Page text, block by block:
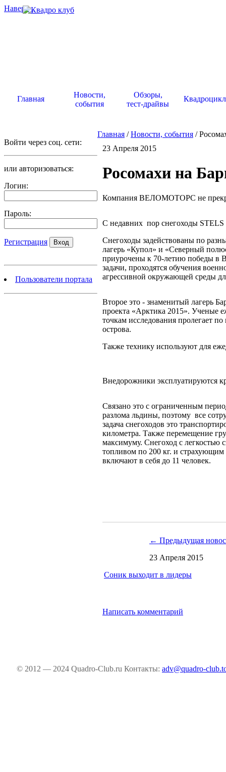
Наверх .
Главная
Новости,
события
Обзоры,
тест-драйвы
Войти через соц. сети:
или авторизоваться:
Логин:
Пароль:
Регистрация
Пользователи портала
Главная /Новости, события /
23 Апреля 2015
Росомахи на
Компания ВЕЛОМОТОРС не
С недавних пор снегоходы
Снегоходы задействованы по
лагерь «Купол» и «Северный
приурочены к 70-летию победы в
задачи, проходятся обучения
агрессивной окружающей среды
Второе это - знаменитый лагерь
проекта «Арктика 2015». Ученые
точкам исследования пролегает
острова.
Также технику используют для
Внедорожники эксплуатируются
Связано это с ограниченным
разлома льдины, поэтому все
задача снегоходов это
километра. Также перемещение
максимуму. Снегоход с легкостью
топливом по 200 кг. и
включают в себя до 11 человек.
← Предыдущая
23 Апреля 2015
Соник выходит в лидеры
Написать комментарий
© 2012 — 2024 Quadro-Club.ru Контакты: adv@quadro-